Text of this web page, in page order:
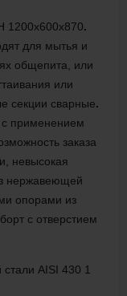
1200х600х870.
для мытья и
общепита, или
или
секции сварные.
с применением
заказа
невысокая
нержавеющей
опорами из
с отверстием
AISI 430 1